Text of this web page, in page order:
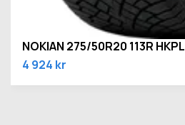
NOKIAN 275/50R20 113R
4 924 kr